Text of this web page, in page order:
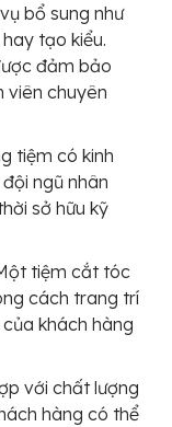
bổ sung như
tạo kiểu.
đảm bảo
viên chuyên
tiệm có kinh
ngũ nhân
sở hữu kỹ
tiệm cắt tóc
cách trang trí
khách hàng
với chất lượng
hàng có thể